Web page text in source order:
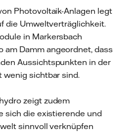
Photovoltaik-Anlagen legt
die Umweltverträglichkeit.
in Markersbach
am Damm angeordnet, dass
Aussichtspunkten in der
wenig sichtbar sind.
zeigt zudem
sich die existierende und
sinnvoll verknüpfen